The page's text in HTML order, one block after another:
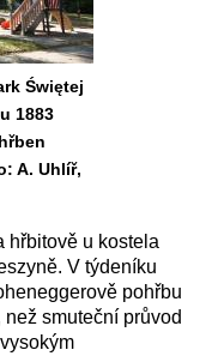
Świętej
1883
A. Uhlíř,
hřbitově u kostela
V týdeníku
pohřbu
smuteční průvod